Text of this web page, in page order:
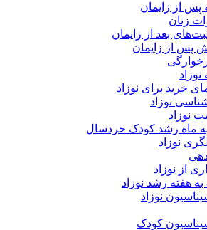
پس از زایمان
زنان
بعد از زایمان
پس از زایمان
نوزاد
خرید برای نوزاد
نوزاد
نوزاد
ماه رشد کودک خردسال
نوزاد
از نوزاد
به هفته رشد نوزاد
نوزاد
کودک